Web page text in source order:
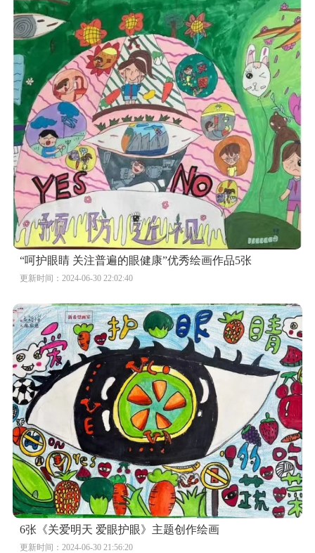
“呵护眼睛 关注普遍的眼健康”优秀绘画作品5张
更新时间：2024-06-30 22:02:40
6张《关爱明天 爱眼护眼》主题创作绘画
更新时间：2024-06-30 21:56:20